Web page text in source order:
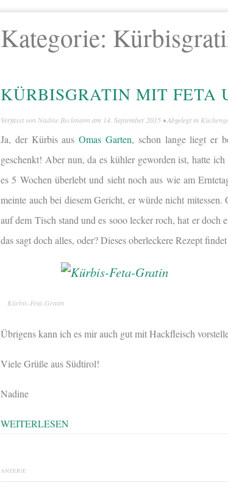
Kategorie:
KÜRBISGRATIN MIT FETA
Verfasst von Nadine Beckmann am 14. September 2015 • Abgelegt in
Ja, der Kürbis ausOmas Garten, schon lange liegt er
geschenkt! Aber nun, da es kühler geworden ist, hatte
es 5 Wochen überlebt und sieht noch aus wie am
meinte auch bei diesem Gericht, er würde nicht
auf dem Tisch stand und es sooo lecker roch, hat er
das sagt doch alles, oder? Dieses oberleckere Rezept
Kürbis-Feta-Gratin
Übrigens kann ich es mir auch gut mit Hackfleisch
Viele Grüße aus Südtirol!
Nadine
WEITERLESEN
ANZEIGE